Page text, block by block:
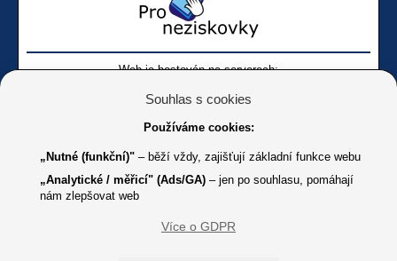
Web je hostován na serverech:
Online
Youtube SONS
Souhlas s cookies
Používáme cookies:
„Nutné (funkční)" – běží vždy, zajišťují základní funkce webu
„Analytické / měřicí" (Ads/GA) – jen po souhlasu, pomáhají
nám zlepšovat web
Více o GDPR